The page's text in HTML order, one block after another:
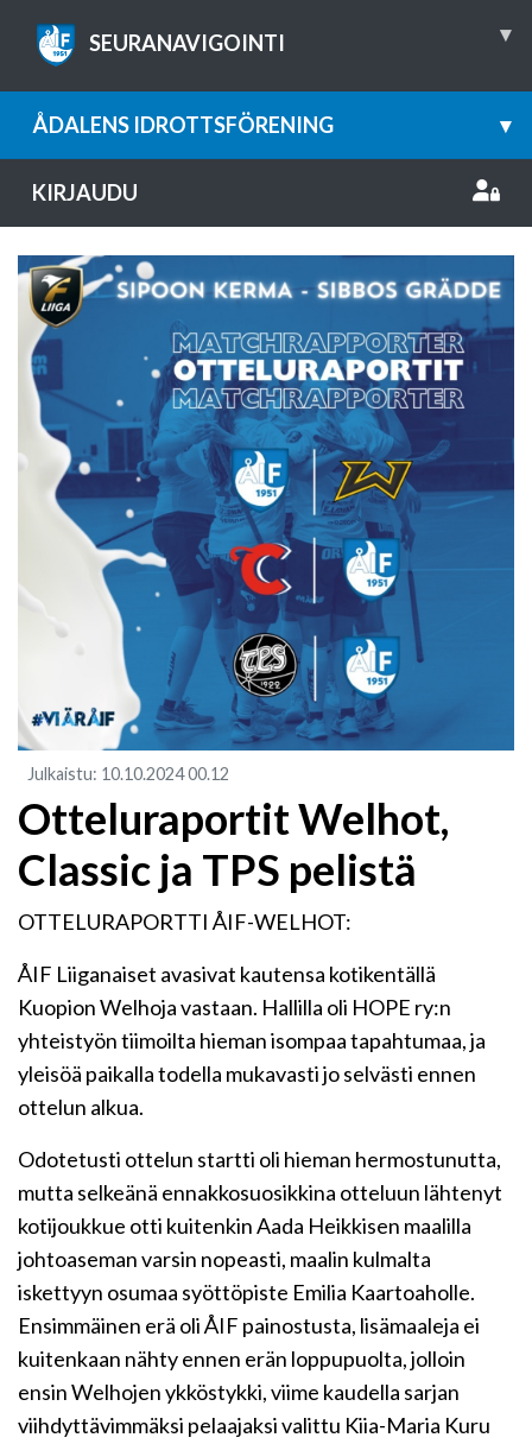
SEURANAVIGOINTI ▾
ÅDALENS IDROTTSFÖRENING ▾
KIRJAUDU
Julkaistu: 10.10.202400.12
Otteluraportit Welhot,
Classic ja TPS pelistä
OTTELURAPORTTI ÅIF-WELHOT:
ÅIF Liiganaiset avasivat kautensa kotikentällä
Kuopion Welhoja vastaan. Hallilla oli HOPE ry:n
yhteistyön tiimoilta hieman isompaa tapahtumaa, ja
yleisöä paikalla todella mukavasti jo selvästi ennen
ottelun alkua.
Odotetusti ottelun startti oli hieman hermostunutta,
mutta selkeänä ennakkosuosikkina otteluun lähtenyt
kotijoukkue otti kuitenkin Aada Heikkisen maalilla
johtoaseman varsin nopeasti, maalin kulmalta
iskettyyn osumaa syöttöpiste Emilia Kaartoaholle.
Ensimmäinen erä oli ÅIF painostusta, lisämaaleja ei
kuitenkaan nähty ennen erän loppupuolta, jolloin
ensin Welhojen ykköstykki, viime kaudella sarjan
viihdyttävimmäksi pelaajaksi valittu Kiia-Maria Kuru